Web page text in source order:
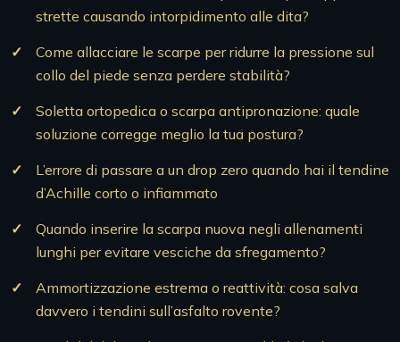
strette causando intorpidimento alle dita?
Come allacciare le scarpe per ridurre la pressione sul
collo del piede senza perdere stabilità?
Soletta ortopedica o scarpa antipronazione: quale
soluzione corregge meglio la tua postura?
L’errore di passare a un drop zero quando hai il tendine
d’Achille corto o infiammato
Quando inserire la scarpa nuova negli allenamenti
lunghi per evitare vesciche da sfregamento?
Ammortizzazione estrema o reattività: cosa salva
davvero i tendini sull’asfalto rovente?